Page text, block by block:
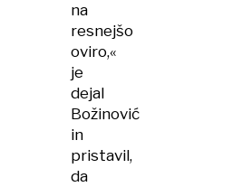
na
resnejšo
oviro,«
je
dejal
Božinović
in
pristavil,
da